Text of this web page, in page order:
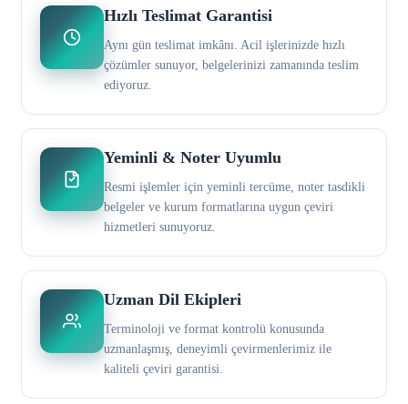
Hızlı Teslimat Garantisi
Aynı gün teslimat imkânı. Acil işlerinizde hızlı
çözümler sunuyor, belgelerinizi zamanında teslim
ediyoruz.
Yeminli & Noter Uyumlu
Resmi işlemler için yeminli tercüme, noter tasdikli
belgeler ve kurum formatlarına uygun çeviri
hizmetleri sunuyoruz.
Uzman Dil Ekipleri
Terminoloji ve format kontrolü konusunda
uzmanlaşmış, deneyimli çevirmenlerimiz ile
kaliteli çeviri garantisi.